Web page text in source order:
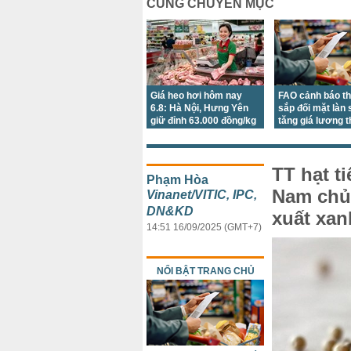
CÙNG CHUYÊN MỤC
Giá heo hơi hôm nay
6.8: Hà Nội, Hưng Yên
giữ đỉnh 63.000 đồng/kg
FAO cảnh báo
sắp đối mặt làn
tăng giá lương
TT hạt
Nam
xuất
Phạm Hòa
Vinanet/VITIC, IPC,
DN&KD
14:51 16/09/2025 (GMT+7)
NỔI BẬT TRANG CHỦ